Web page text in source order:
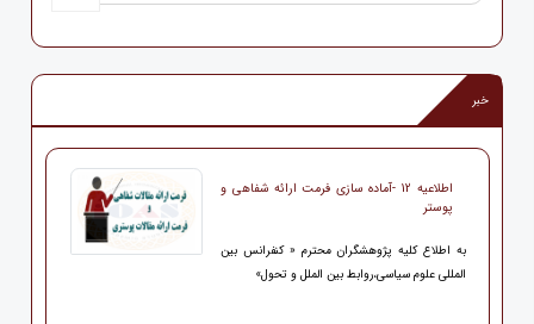
خبر
اطلاعیه 12 -آماده سازی فرمت ارائه شفاهی و
پوستر
به اطلاع کلیه پژوهشگران محترم « کنفرانس بین
المللی علوم سیاسی،روابط بین الملل و تحول»